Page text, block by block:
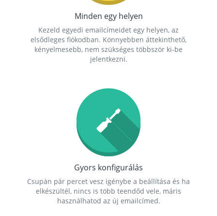
Minden egy helyen
Kezeld egyedi emailcímeidet egy helyen, az
elsődleges fiókodban. Könnyebben áttekinthető,
kényelmesebb, nem szükséges többször ki-be
jelentkezni.
Gyors konfigurálás
Csupán pár percet vesz igénybe a beállítása és ha
elkészültél, nincs is több teendőd vele, máris
használhatod az új emailcímed.